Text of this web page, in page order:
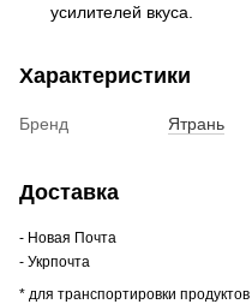
усилителей вкуса.
Характеристики
Бренд Ятрань
Доставка
- Новая Почта
- Укрпочта
* для транспортировки